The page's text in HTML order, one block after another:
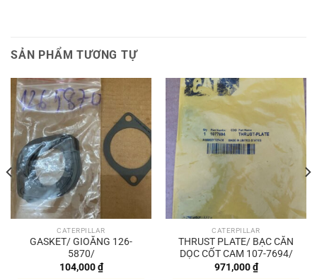
SẢN PHẨM TƯƠNG TỰ
CATERPILLAR
GASKET/ GIOĂNG 126-
5870/
104,000₫
CATERPILLAR
THRUST PLATE/ BẠC CĂN
DỌC CỐT CAM 107-7694/
971,000₫